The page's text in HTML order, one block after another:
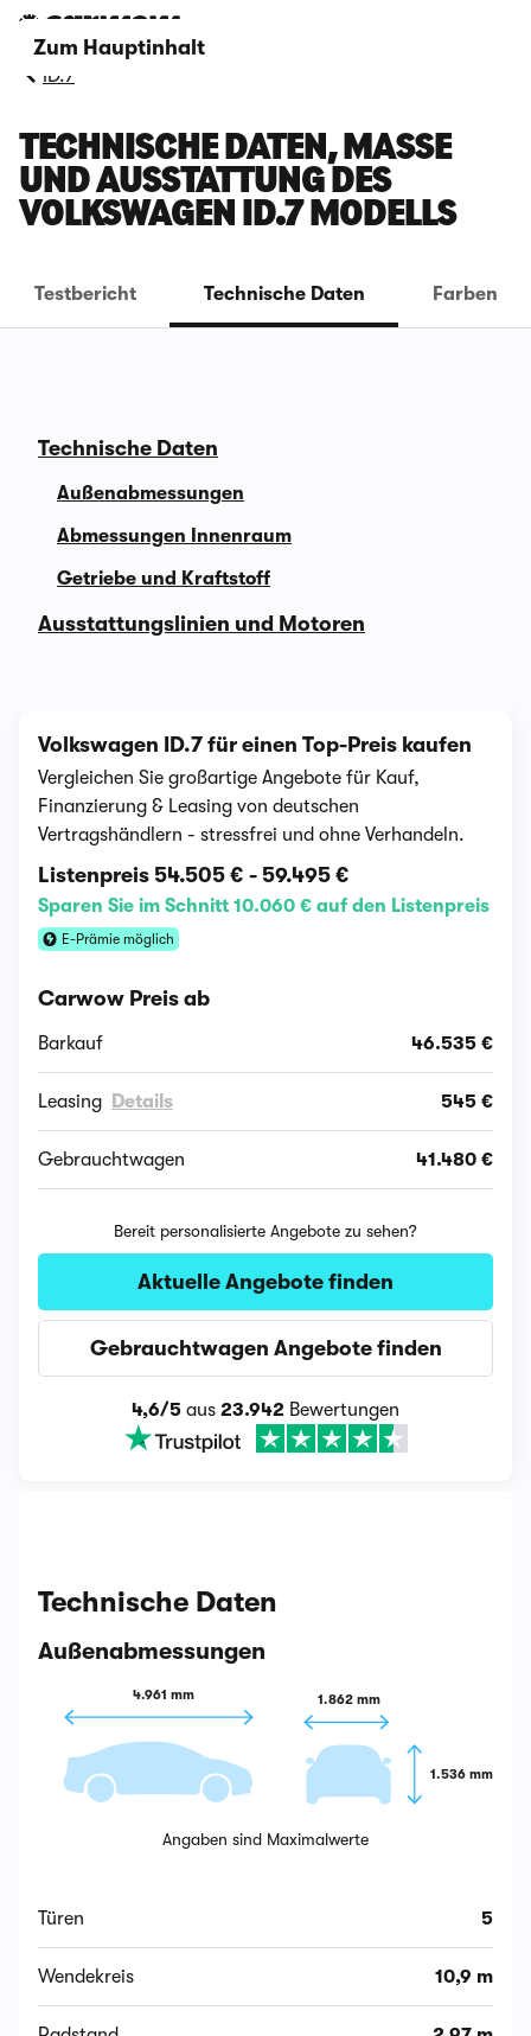
Zum Hauptinhalt
ID.7
TECHNISCHE DATEN, MASSE U
ND AUSSTATTUNG DES V
OLKSWAGEN ID.7 MODELLS
Testbericht Technische Daten Farben
Technische Daten
Außenabmessungen
Abmessungen Innenraum
Getriebe und Kraftstoff
Ausstattungslinien und Motoren
Volkswagen ID.7 für einen Top-Preis kaufen
Vergleichen Sie großartige Angebote für Kauf,
Finanzierung & Leasing von deutschen
Vertragshändlern - stressfrei und ohne Verhandeln.
Listenpreis 54.505 € - 59.495 €
Sparen Sie im Schnitt 10.060 € auf den Listenpreis
E-Prämie möglich
Carwow Preis ab
Barkauf 46.535 €
Leasing Details 545 €
Gebrauchtwagen 41.480 €
Bereit personalisierte Angebote zu sehen?
Aktuelle Angebote finden
Gebrauchtwagen Angebote finden
4,6/5 aus 23.942 Bewertungen
Technische Daten
Außenabmessungen
4.961 mm 1.862 mm
1.536 mm
Angaben sind Maximalwerte
Türen 5
Wendekreis 10,9 m